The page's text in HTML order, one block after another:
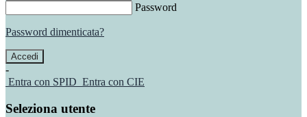
Password
Password dimenticata?
-
Entra con SPID Entra con CIE
Seleziona utente